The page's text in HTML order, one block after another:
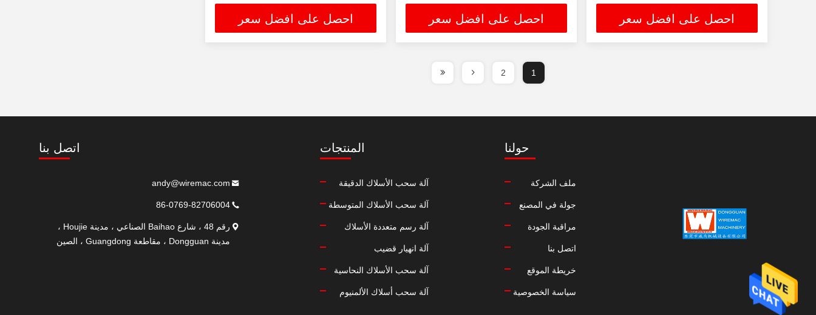
احصل على افضل سعر احصل على افضل سعر احصل على افضل سعر
1
2
حولنا
ملف الشركة
جولة في المصنع
مراقبة الجودة
اتصل بنا
خريطة الموقع
سياسة الخصوصية
المنتجات
آلة سحب الأسلاك الدقيقة
آلة سحب الأسلاك المتوسطة
آلة رسم متعددة الأسلاك
آلة انهيار قضيب
آلة سحب الأسلاك النحاسية
آلة سحب أسلاك الألمنيوم
اتصل بنا
andy@wiremac.com
86-0769-82706004
رقم 48 ، شارع Baihao الصناعي ، مدينة Houjie ،
مدينة Dongguan ، مقاطعة Guangdong ، الصين